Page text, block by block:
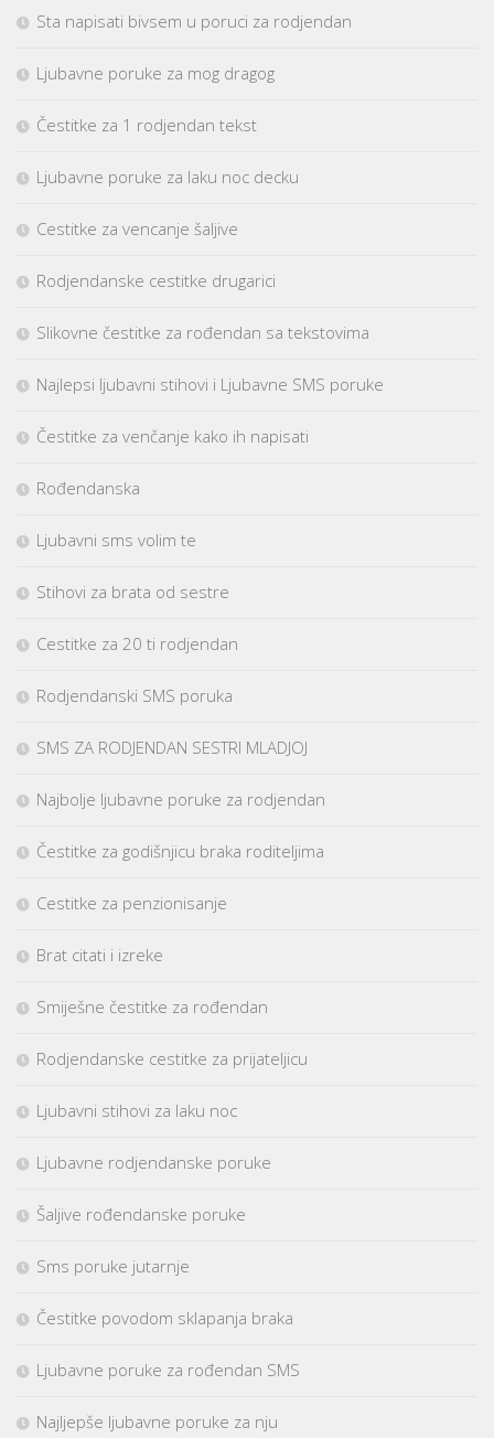
Sta napisati bivsem u poruci za rodjendan
Ljubavne poruke za mog dragog
Čestitke za 1 rodjendan tekst
Ljubavne poruke za laku noc decku
Cestitke za vencanje šaljive
Rodjendanske cestitke drugarici
Slikovne čestitke za rođendan sa tekstovima
Najlepsi ljubavni stihovi i Ljubavne SMS poruke
Čestitke za venčanje kako ih napisati
Rođendanska
Ljubavni sms volim te
Stihovi za brata od sestre
Cestitke za 20 ti rodjendan
Rodjendanski SMS poruka
SMS ZA RODJENDAN SESTRI MLADJOJ
Najbolje ljubavne poruke za rodjendan
Čestitke za godišnjicu braka roditeljima
Cestitke za penzionisanje
Brat citati i izreke
Smiješne čestitke za rođendan
Rodjendanske cestitke za prijateljicu
Ljubavni stihovi za laku noc
Ljubavne rodjendanske poruke
Šaljive rođendanske poruke
Sms poruke jutarnje
Čestitke povodom sklapanja braka
Ljubavne poruke za rođendan SMS
Najljepše ljubavne poruke za nju